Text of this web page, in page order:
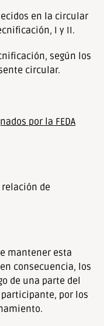
en la circular
I y II.
según los
circular.
por la FEDA
de
mantener esta
consecuencia, los
de una parte del
por los